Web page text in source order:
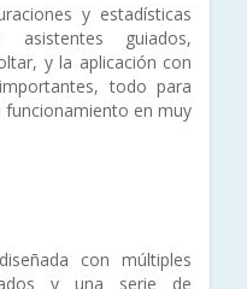
y estadísticas
guiados,
y la aplicación con
todo para
funcionamiento en muy
con múltiples
y una serie de